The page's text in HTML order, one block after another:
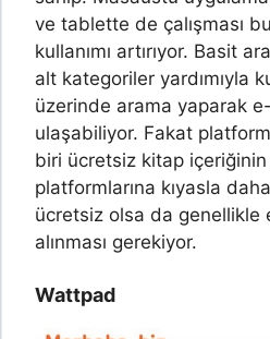
ve tablette de çalışması
kullanımı artırıyor. Basit
alt kategoriler yardımıyla
üzerinde arama yaparak
ulaşabiliyor. Fakat
biri ücretsiz kitap
platformlarına kıyasla
ücretsiz olsa da genellikle
alınması gerekiyor.
Wattpad